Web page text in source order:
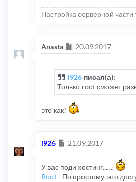
Настройка серверной
Anasta Сообщение
20.09.2017
i926писал(а):
Только root сможет
это как?
i926 Сообщение
21.09.2017
У вас поди хостинг.......
Root- По простому, это